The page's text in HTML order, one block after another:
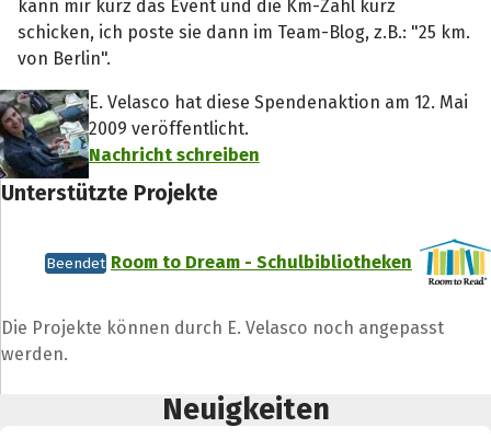
kann mir kurz das Event und die Km-Zahl kurz
schicken, ich poste sie dann im Team-Blog, z.B.: "25 km.
von Berlin".
E. Velasco hat diese Spendenaktion am 12. Mai
2009 veröffentlicht.
Nachricht schreiben
Unterstützte Projekte
Beendet Room to Dream - Schulbibliotheken
Die Projekte können durch E. Velasco noch angepasst
werden.
Neuigkeiten